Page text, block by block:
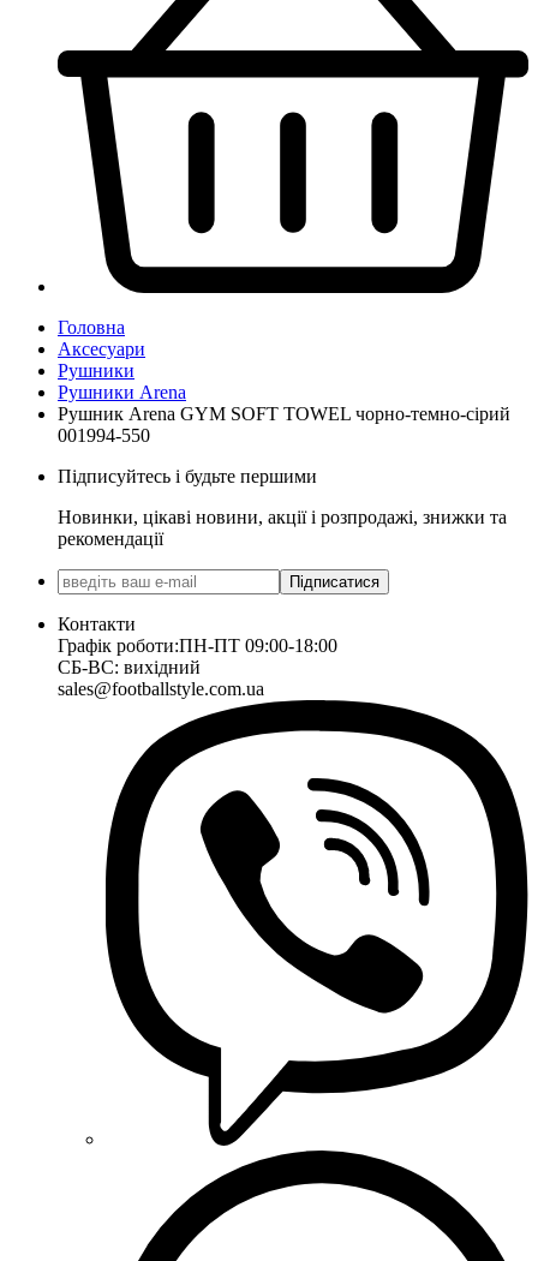
Головна
Аксесуари
Рушники
Рушники Arena
Рушник Arena GYM SOFT TOWEL чорно-темно-сірий
001994-550
Підписуйтесь і будьте першими
Новинки, цікаві новини, акції і розпродажі, знижки та
рекомендації
Підписатися
Контакти
Графік роботи:ПН-ПТ 09:00-18:00
СБ-ВС: вихідний
sales@footballstyle.com.ua